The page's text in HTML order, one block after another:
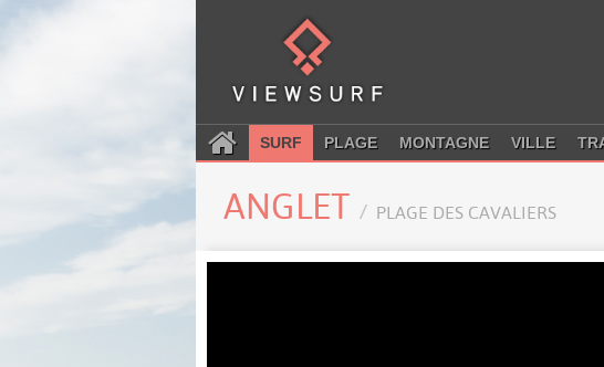
SURF PLAGE MONTAGNE VILLE
ANGLET PLAGE DES CAVALIERS